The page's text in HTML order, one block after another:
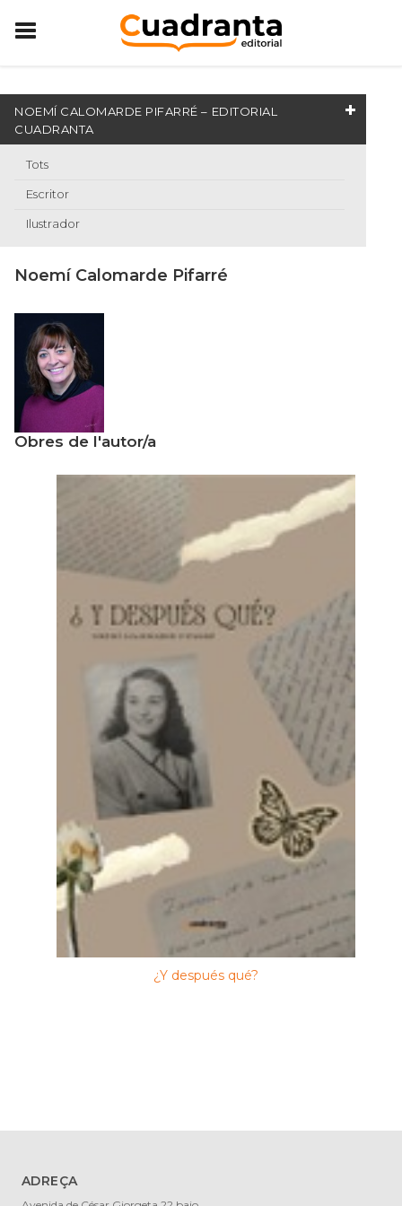
NOEMÍ CALOMARDE PIFARRÉ – EDITORIAL
CUADRANTA
Tots
Escritor
Ilustrador
Noemí Calomarde Pifarré
Obres de l'autor/a
¿Y después qué?
ADREÇA